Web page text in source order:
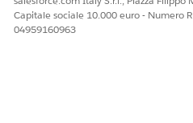
Capitale sociale 10.000 euro - Numero
04959160963